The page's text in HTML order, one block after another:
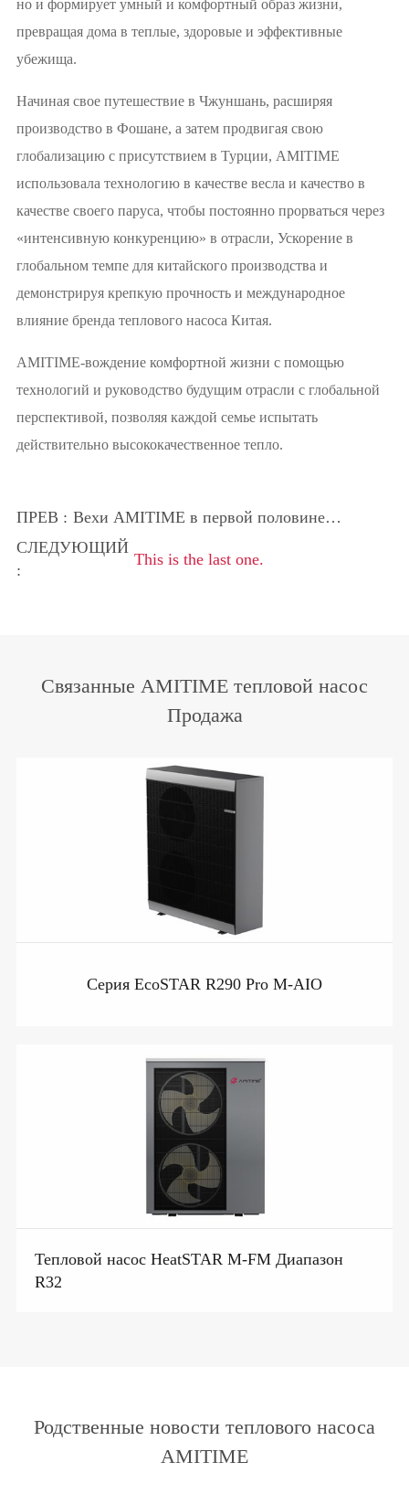
но и формирует умный и комфортный образ жизни,
превращая дома в теплые, здоровые и эффективные
убежища.
Начиная свое путешествие в Чжуншань, расширяя
производство в Фошане, а затем продвигая свою
глобализацию с присутствием в Турции, AMITIME
использовала технологию в качестве весла и качество в
качестве своего паруса, чтобы постоянно прорваться через
«интенсивную конкуренцию» в отрасли, Ускорение в
глобальном темпе для китайского производства и
демонстрируя крепкую прочность и международное
влияние бренда теплового насоса Китая.
AMITIME-вождение комфортной жизни с помощью
технологий и руководство будущим отрасли с глобальной
перспективой, позволяя каждой семье испытать
действительно высококачественное тепло.
ПРЕВ : Вехи AMITIME в первой половине
2025 года
СЛЕДУЮЩИЙ
:
This is the last one.
Связанные AMITIME тепловой насос
Продажа
Серия EcoSTAR R290 Pro M-AIO
Тепловой насос HeatSTAR M-FM Диапазон
R32
Родственные новости теплового насоса
AMITIME